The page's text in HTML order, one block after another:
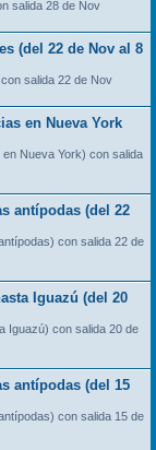
salida 28 de Nov
(del 22 de Nov al 8
salida 22 de Nov
en Nueva York
Nueva York) con salida
antípodas (del 22
con salida 22 de
Iguazú (del 20
Iguazú) con salida 20 de
antípodas (del 15
con salida 15 de